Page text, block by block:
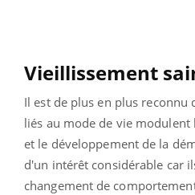
Vieillissement
Il est de plus en plus reconnu
liés au mode de vie
et le développement de la
d'un intérêt considérable car
changement de